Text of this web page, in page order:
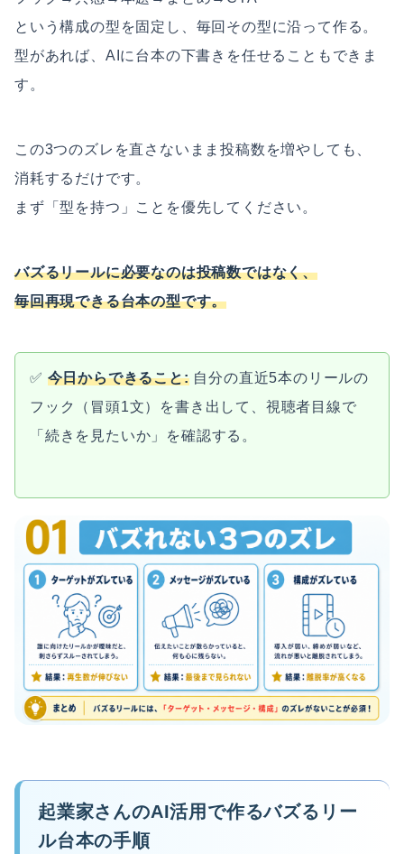
という構成の型を固定し、毎回その型に沿って作る。
型があれば、AIに台本の下書きを任せることもできま
す。
この3つのズレを直さないまま投稿数を増やしても、
消耗するだけです。
まず「型を持つ」ことを優先してください。
バズるリールに必要なのは投稿数ではなく、
毎回再現できる台本の型です。
✅ 今日からできること:自分の直近5本のリールの
フック（冒頭1文）を書き出して、視聴者目線で
「続きを見たいか」を確認する。
起業家さんのAI活用で作るバズるリー
ル台本の手順